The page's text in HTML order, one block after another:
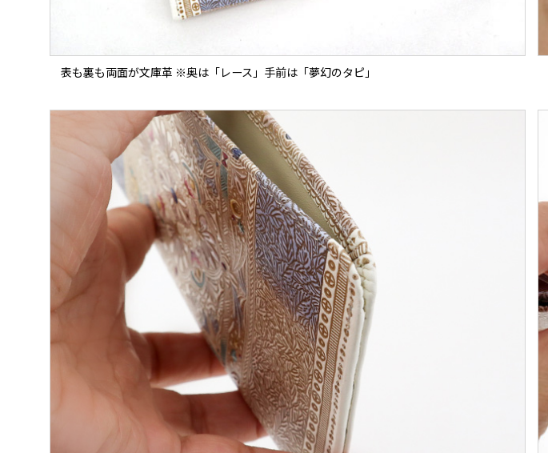
表も裏も両面が文庫革 ※奥は「レース」手前は「夢幻のタピ」